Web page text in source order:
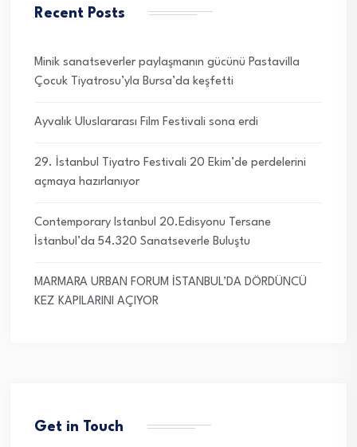
Recent Posts
Minik sanatseverler paylaşmanın gücünü Pastavilla
Çocuk Tiyatrosu’yla Bursa’da keşfetti
Ayvalık Uluslararası Film Festivali sona erdi
29. İstanbul Tiyatro Festivali 20 Ekim’de perdelerini
açmaya hazırlanıyor
Contemporary Istanbul 20.Edisyonu Tersane
İstanbul’da 54.320 Sanatseverle Buluştu
MARMARA URBAN FORUM İSTANBUL’DA DÖRDÜNCÜ
KEZ KAPILARINI AÇIYOR
Get in Touch